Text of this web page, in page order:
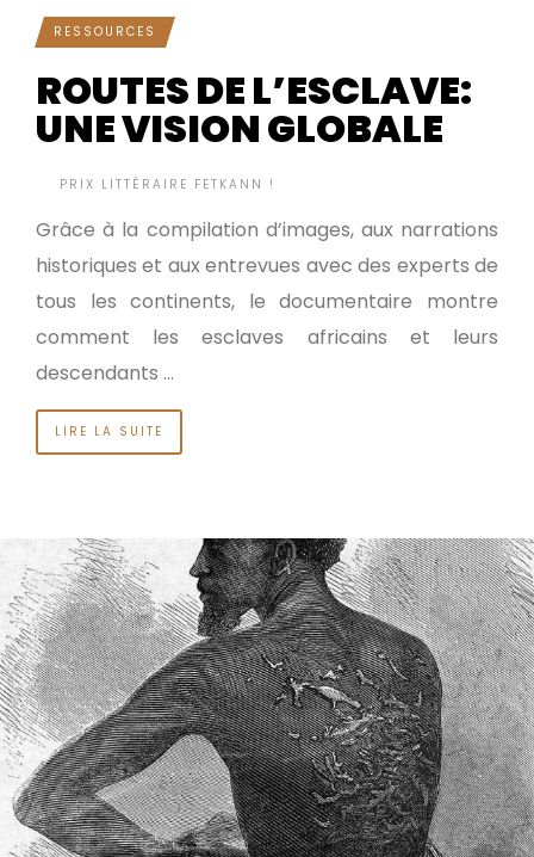
RESSOURCES
ROUTES DE L’ESCLAVE:
UNE VISION GLOBALE
PRIX LITTÉRAIRE FETKANN !
Grâce à la compilation d’images, aux narrations
historiques et aux entrevues avec des experts de
tous les continents, le documentaire montre
comment les esclaves africains et leurs
descendants …
LIRE LA SUITE